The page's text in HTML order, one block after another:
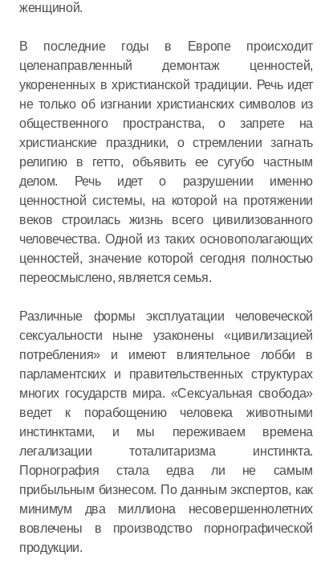
женщиной.
В последние годы в Европе происходит
целенаправленный демонтаж ценностей,
укорененных в христианской традиции. Речь идет
не только об изгнании христианских символов из
общественного пространства, о запрете на
христианские праздники, о стремлении загнать
религию в гетто, объявить ее сугубо частным
делом. Речь идет о разрушении именно
ценностной системы, на которой на протяжении
веков строилась жизнь всего цивилизованного
человечества. Одной из таких основополагающих
ценностей, значение которой сегодня полностью
переосмыслено, является семья.
Различные формы эксплуатации человеческой
сексуальности ныне узаконены «цивилизацией
потребления» и имеют влиятельное лобби в
парламентских и правительственных структурах
многих государств мира. «Сексуальная свобода»
ведет к порабощению человека животными
инстинктами, и мы переживаем времена
легализации тоталитаризма инстинкта.
Порнография стала едва ли не самым
прибыльным бизнесом. По данным экспертов, как
минимум два миллиона несовершеннолетних
вовлечены в производство порнографической
продукции.